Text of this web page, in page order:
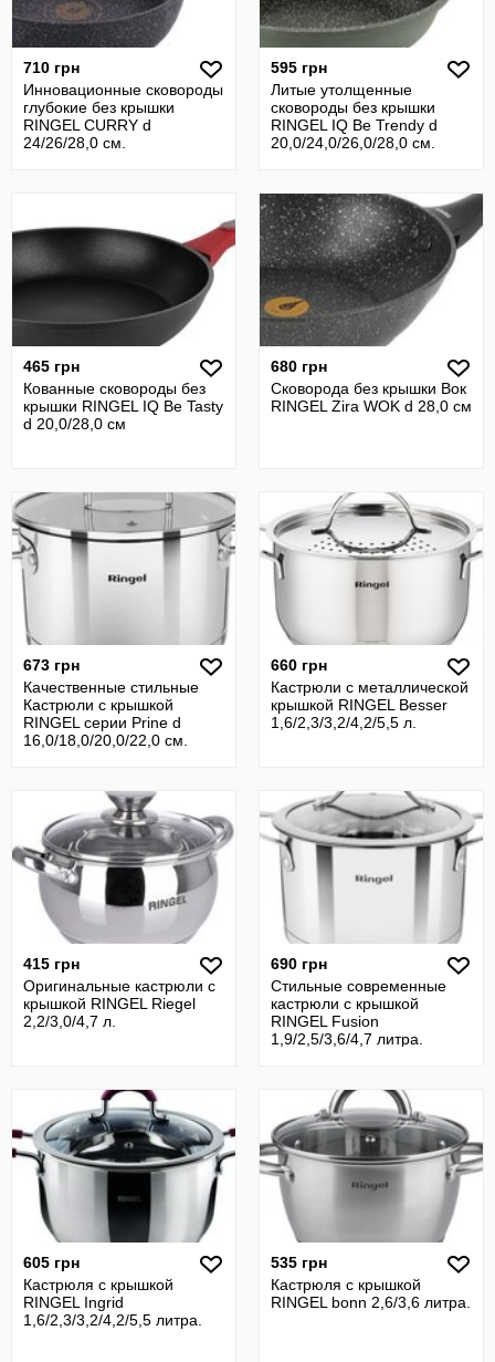
710 грн
Инновационные сковороды
глубокие без крышки
RINGEL CURRY d
24/26/28,0 см.
595 грн
Литые утолщенные
сковороды без крышки
RINGEL IQ Be Trendy d
20,0/24,0/26,0/28,0 см.
465 грн
Кованные сковороды без
крышки RINGEL IQ Be Tasty
d 20,0/28,0 см
680 грн
Сковорода без крышки Вок
RINGEL Zira WOK d 28,0 см
673 грн
Качественные стильные
Кастрюли с крышкой
RINGEL серии Prine d
16,0/18,0/20,0/22,0 см.
660 грн
Кастрюли с металлической
крышкой RINGEL Besser
1,6/2,3/3,2/4,2/5,5 л.
415 грн
Оригинальные кастрюли с
крышкой RINGEL Riegel
2,2/3,0/4,7 л.
690 грн
Стильные современные
кастрюли с крышкой
RINGEL Fusion
1,9/2,5/3,6/4,7 литра.
605 грн
Кастрюля с крышкой
RINGEL Ingrid
1,6/2,3/3,2/4,2/5,5 литра.
535 грн
Кастрюля с крышкой
RINGEL bonn 2,6/3,6 литра.